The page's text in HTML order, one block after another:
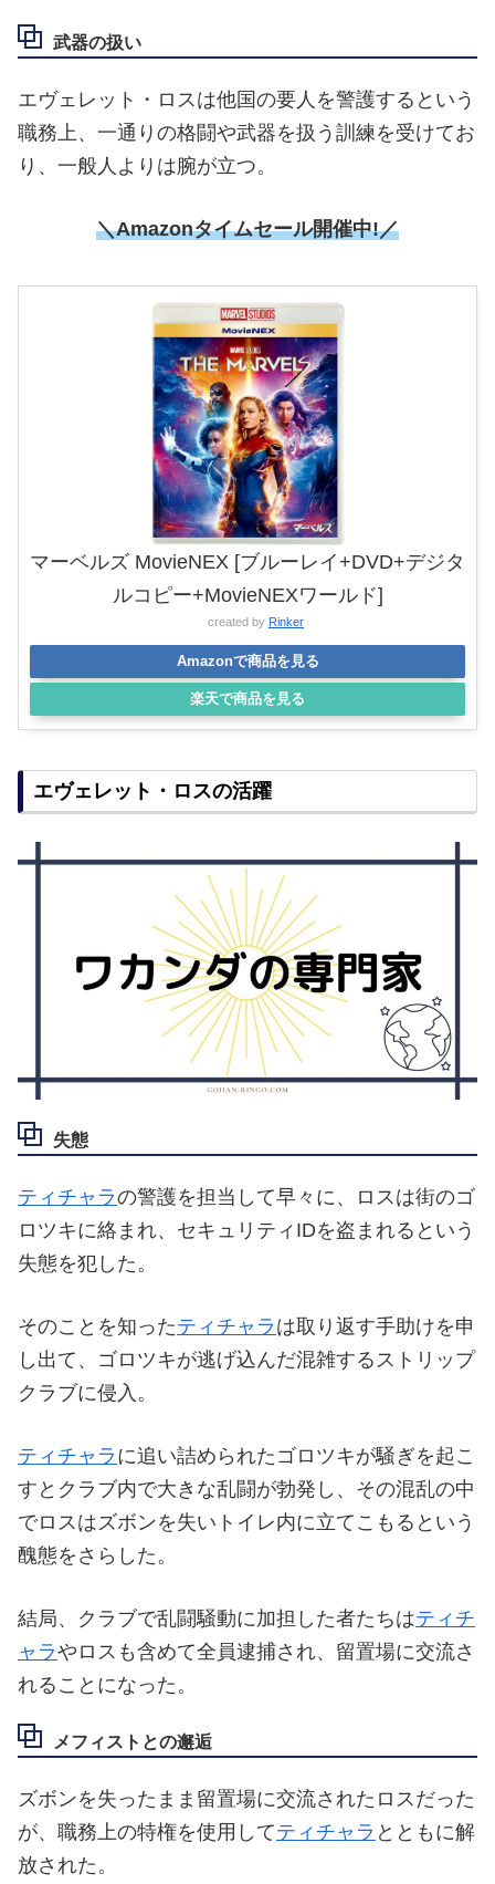
武器の扱い
エヴェレット・ロスは他国の要人を警護するという
職務上、一通りの格闘や武器を扱う訓練を受けてお
り、一般人よりは腕が立つ。
＼Amazonタイムセール開催中!／
マーベルズ MovieNEX [ブルーレイ+DVD+デジタ
ルコピー+MovieNEXワールド]
created by Rinker
Amazonで商品を見る
楽天で商品を見る
エヴェレット・ロスの活躍
失態
ティチャラの警護を担当して早々に、ロスは街のゴ
ロツキに絡まれ、セキュリティIDを盗まれるという
失態を犯した。
そのことを知ったティチャラ は取り返す手助けを申
し出て、ゴロツキが逃げ込んだ混雑するストリップ
クラブに侵入。
ティチャラ に追い詰められたゴロツキが騒ぎを起こ
すとクラブ内で大きな乱闘が勃発し、その混乱の中
でロスはズボンを失いトイレ内に立てこもるという
醜態をさらした。
結局、クラブで乱闘騒動に加担した者たちはティチ
ャラやロスも含めて全員逮捕され、留置場に交流さ
れることになった。
メフィストとの邂逅
ズボンを失ったまま留置場に交流されたロスだった
が、職務上の特権を使用してティチャラ とともに解
放された。